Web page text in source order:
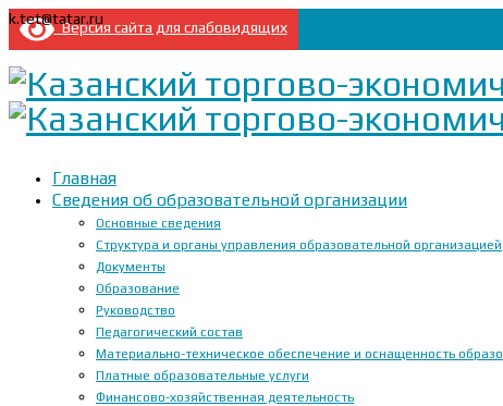
Версия сайта для слабовидящих
k.tet@tatar.ru
Главная
Сведения об образовательной организации
Основные сведения
Структура и органы управления образовательной организацией
Документы
Образование
Руководство
Педагогический состав
Материально-техническое обеспечение и оснащенность
Платные образовательные услуги
Финансово-хозяйственная деятельность